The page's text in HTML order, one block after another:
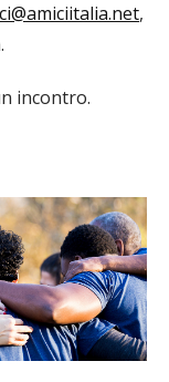
,
incontro.